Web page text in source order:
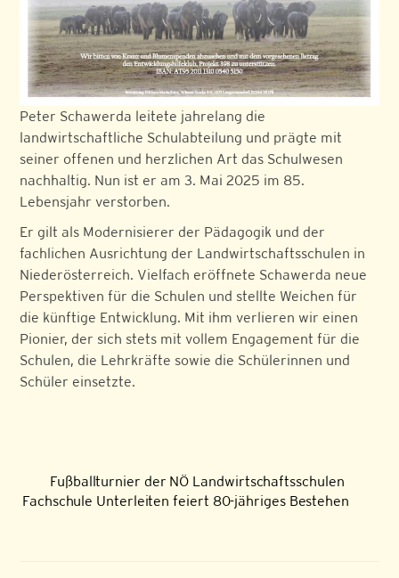
Peter Schawerda leitete jahrelang die
landwirtschaftliche Schulabteilung und prägte mit
seiner offenen und herzlichen Art das Schulwesen
nachhaltig. Nun ist er am 3. Mai 2025 im 85.
Lebensjahr verstorben.
Er gilt als Modernisierer der Pädagogik und der
fachlichen Ausrichtung der Landwirtschaftsschulen in
Niederösterreich. Vielfach eröffnete Schawerda neue
Perspektiven für die Schulen und stellte Weichen für
die künftige Entwicklung. Mit ihm verlieren wir einen
Pionier, der sich stets mit vollem Engagement für die
Schulen, die Lehrkräfte sowie die Schülerinnen und
Schüler einsetzte.
Fußballturnier der NÖ Landwirtschaftsschulen
Fachschule Unterleiten feiert 80-jähriges Bestehen